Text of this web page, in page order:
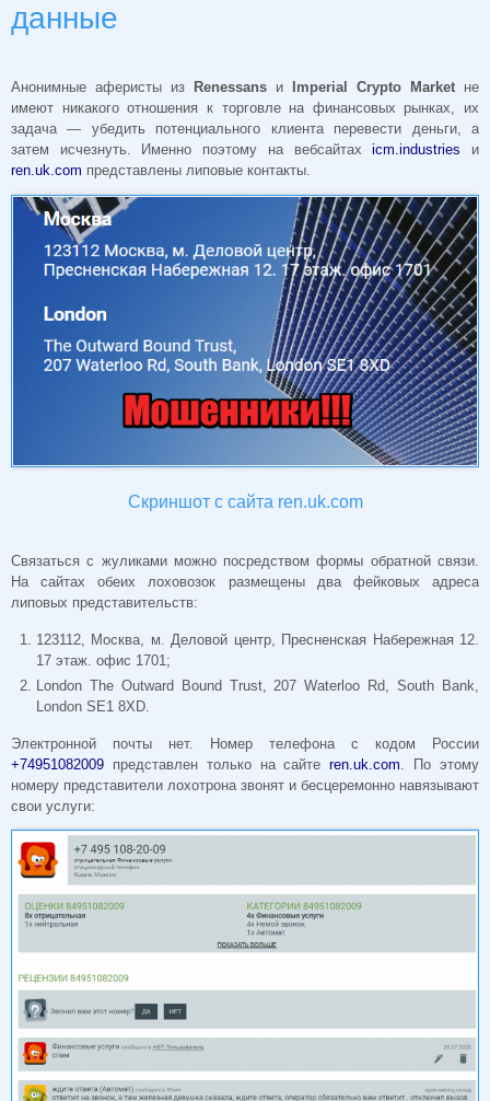
данные
Анонимные аферисты из Renessans и Imperial Crypto Market не
имеют никакого отношения к торговле на финансовых рынках, их
задача — убедить потенциального клиента перевести деньги, а
затем исчезнуть. Именно поэтому на вебсайтахicm.industries и
ren.uk.com представлены липовые контакты.
Скриншот с сайта ren.uk.com
Связаться с жуликами можно посредством формы обратной связи.
На сайтах обеих лоховозок размещены два фейковых адреса
липовых представительств:
123112, Москва, м. Деловой центр, Пресненская Набережная 12.
17 этаж. офис 1701;
London The Outward Bound Trust, 207 Waterloo Rd, South Bank,
London SE1 8XD.
Электронной почты нет. Номер телефона с кодом России
+74951082009 представлен только на сайтеren.uk.com . По этому
номеру представители лохотрона звонят и бесцеремонно навязывают
свои услуги: